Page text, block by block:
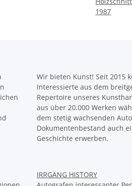
Wir bieten Kunst! Seit 2015
Interessierte aus dem
Repertoire unseres
aus über 20.000 Werken
dem stetig wachsenden
Dokumentenbestand auch
Geschichte erwerben.
IRRGANG HISTORY